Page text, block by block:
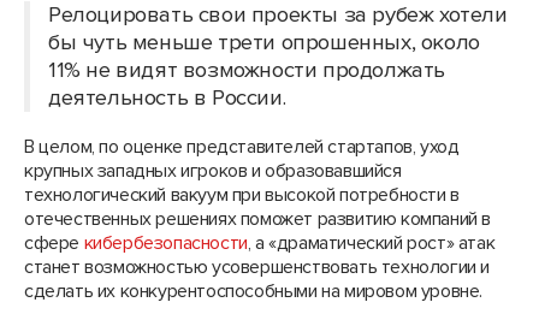
Релоцировать свои проекты за рубеж хотели
бы чуть меньше трети опрошенных, около
11% не видят возможности продолжать
деятельность в России.
В целом, по оценке представителей стартапов, уход
крупных западных игроков и образовавшийся
технологический вакуум при высокой потребности в
отечественных решениях поможет развитию компаний в
сфере кибербезопасности, а «драматический рост» атак
станет возможностью усовершенствовать технологии и
сделать их конкурентоспособными на мировом уровне.